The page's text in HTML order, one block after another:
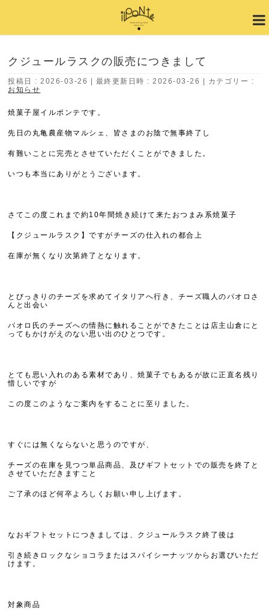
クジュールラスクの販売につきまして
投稿日 : 2026-03-26 最終更新日時 : 2026-03-26
カテゴリー :
お知らせ
焼菓子屋イルポンテです。
先日の丸亀農産物マルシェ、皆さまのお陰で無事終了し
有難いことに完売とさせていただくことができました。
いつも本当にありがとうございます。
さてこの度これまで約10年間焼き続けて来たおつまみ系焼菓子
【クジュールラスク】ですがチーズの仕入れの都合上
在庫が無くなり次第終了となります。
とびっきりのチーズを求めてイタリアへ行き、チーズ職人のパオロさ
んと出会い
パオロ氏のチーズへの情熱に触れることができたことは店主山倉にと
ってもかけがえのない思い出のひとつです。
とても思い入れのある素材であり、焼菓子でもあるが故に正直名残り
惜しいですが
この度このようなご案内をすることに至りました。
すぐには無くならないと思うのですが、
チーズの在庫を見つつ単品商品、及びギフトセットでの販売を終了と
させていただきますこと
ご了承のほど何卒よろしくお願い申し上げます。
なおギフトセットにつきましては、 クジュールラスク終了後は
引き続き ロックなショコラ または スパイシーナッツ からお選びいただ
けます。
対象商品